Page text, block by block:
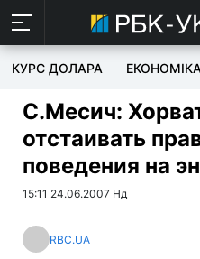
КУРС ДОЛАРА ЕКОНОМІКА
С.Месич:
отстаивать
поведения на
15:11 24.06.2007 Нд
RBC.UA